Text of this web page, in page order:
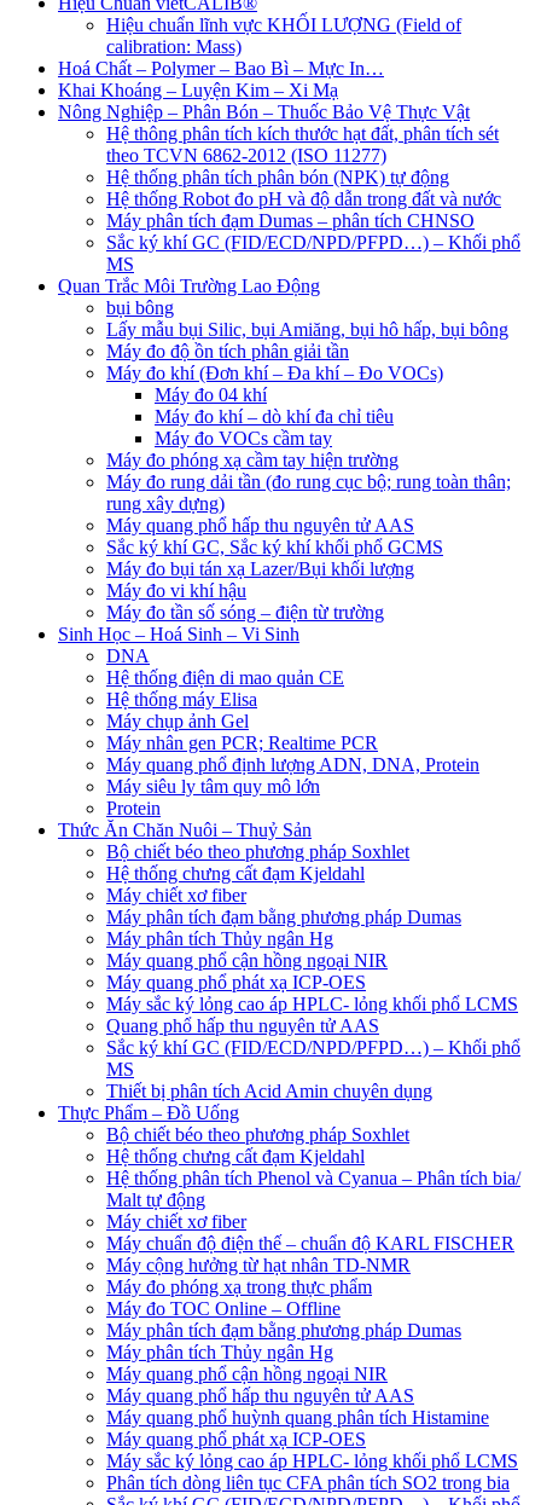
Hiệu chuẩn lĩnh vực KHỐI LƯỢNG (Field of
calibration: Mass)
Hoá Chất – Polymer – Bao Bì – Mực In…
Khai Khoáng – Luyện Kim – Xi Mạ
Nông Nghiệp – Phân Bón – Thuốc Bảo Vệ Thực Vật
Hệ thông phân tích kích thước hạt đất, phân tích sét
theo TCVN 6862-2012 (ISO 11277)
Hệ thống phân tích phân bón (NPK) tự động
Hệ thống Robot đo pH và độ dẫn trong đất và nước
Máy phân tích đạm Dumas – phân tích CHNSO
Sắc ký khí GC (FID/ECD/NPD/PFPD…) – Khối phổ
MS
Quan Trắc Môi Trường Lao Động
bụi bông
Lấy mẫu bụi Silic, bụi Amiăng, bụi hô hấp, bụi bông
Máy đo độ ồn tích phân giải tần
Máy đo khí (Đơn khí – Đa khí – Đo VOCs)
Máy đo 04 khí
Máy đo khí – dò khí đa chỉ tiêu
Máy đo VOCs cầm tay
Máy đo phóng xạ cầm tay hiện trường
Máy đo rung dải tần (đo rung cục bộ; rung toàn thân;
rung xây dựng)
Máy quang phổ hấp thu nguyên tử AAS
Sắc ký khí GC, Sắc ký khí khối phổ GCMS
Máy đo bụi tán xạ Lazer/Bụi khối lượng
Máy đo vi khí hậu
Máy đo tần số sóng – điện từ trường
Sinh Học – Hoá Sinh – Vi Sinh
DNA
Hệ thống điện di mao quản CE
Hệ thống máy Elisa
Máy chụp ảnh Gel
Máy nhân gen PCR; Realtime PCR
Máy quang phổ định lượng ADN, DNA, Protein
Máy siêu ly tâm quy mô lớn
Protein
Thức Ăn Chăn Nuôi – Thuỷ Sản
Bộ chiết béo theo phương pháp Soxhlet
Hệ thống chưng cất đạm Kjeldahl
Máy chiết xơ fiber
Máy phân tích đạm bằng phương pháp Dumas
Máy phân tích Thủy ngân Hg
Máy quang phổ cận hồng ngoại NIR
Máy quang phổ phát xạ ICP-OES
Máy sắc ký lỏng cao áp HPLC- lỏng khối phổ LCMS
Quang phổ hấp thu nguyên tử AAS
Sắc ký khí GC (FID/ECD/NPD/PFPD…) – Khối phổ
MS
Thiết bị phân tích Acid Amin chuyên dụng
Thực Phẩm – Đồ Uống
Bộ chiết béo theo phương pháp Soxhlet
Hệ thống chưng cất đạm Kjeldahl
Hệ thống phân tích Phenol và Cyanua – Phân tích bia/
Malt tự động
Máy chiết xơ fiber
Máy chuẩn độ điện thế – chuẩn độ KARL FISCHER
Máy cộng hưởng từ hạt nhân TD-NMR
Máy đo phóng xạ trong thực phẩm
Máy đo TOC Online – Offline
Máy phân tích đạm bằng phương pháp Dumas
Máy phân tích Thủy ngân Hg
Máy quang phổ cận hồng ngoại NIR
Máy quang phổ hấp thu nguyên tử AAS
Máy quang phổ huỳnh quang phân tích Histamine
Máy quang phổ phát xạ ICP-OES
Máy sắc ký lỏng cao áp HPLC- lỏng khối phổ LCMS
Phân tích dòng liên tục CFA phân tích SO2 trong bia